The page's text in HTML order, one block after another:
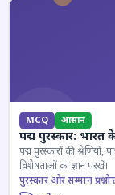
MCQ आसान
पद्म पुरस्कार: भारत
पद्म पुरस्कारों की श्रेणियों,
विशेषताओं का ज्ञान परखें।
पुरस्कार और सम्मान